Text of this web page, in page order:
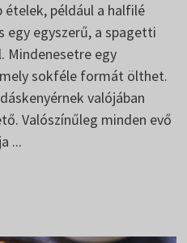
ételek, például a halfilé
egy egyszerű, a spagetti
Mindenesetre egy
sokféle formát ölthet.
valójában
Valószínűleg minden evő
...